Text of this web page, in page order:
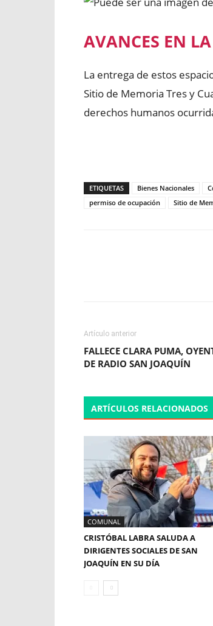
AVANCES EN
La entrega de estos
Sitio de Memoria Tres y
derechos humanos
ETIQUETAS Bienes Nacionales
permiso de ocupación
Sitio de
Artículo anterior
FALLECE CLARA PUMA,
DE RADIO SAN JOAQUÍN
ARTÍCULOS RELACIONADOS
COMUNAL
CRISTÓBAL LABRA SALUDA A
DIRIGENTES SOCIALES DE SAN
JOAQUÍN EN SU DÍA